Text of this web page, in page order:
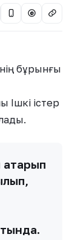
@
бұрынғы
істер